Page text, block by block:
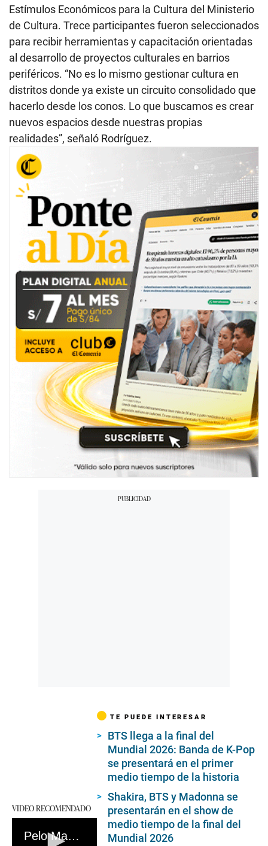
Estímulos Económicos para la Cultura del Ministerio
de Cultura. Trece participantes fueron seleccionados
para recibir herramientas y capacitación orientadas
al desarrollo de proyectos culturales en barrios
periféricos. “No es lo mismo gestionar cultura en
distritos donde ya existe un circuito consolidado que
hacerlo desde los conos. Lo que buscamos es crear
nuevos espacios desde nuestras propias
realidades”, señaló Rodríguez.
VIDEO RECOMENDADO
Pelo Madueño lanza convocatoria para jóvenes talentos de la música. (Fuente: Difusión)
TE PUEDE INTERESAR
BTS llega a la final del
Mundial 2026: Banda de K-Pop
se presentará en el primer
medio tiempo de la historia
Shakira, BTS y Madonna se
presentarán en el show de
medio tiempo de la final del
Mundial 2026